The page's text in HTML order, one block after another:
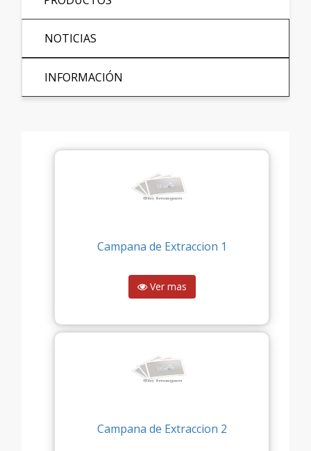
NOTICIAS
INFORMACIÓN
Campana de Extraccion 1
Ver mas
Campana de Extraccion 2